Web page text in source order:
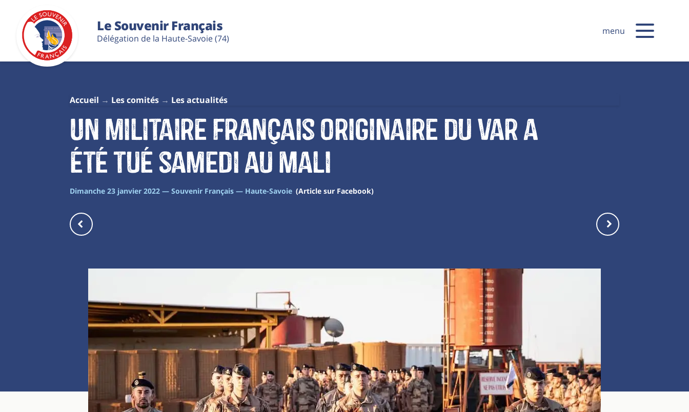
Le Souvenir Français
Délégation de la Haute-Savoie (74)
menu
Accueil Les comités Les actualités
Un militaire français originaire du Var a
été tué samedi au Mali
Dimanche 23 janvier 2022 — Souvenir Français — Haute-Savoie (Article sur Facebook)